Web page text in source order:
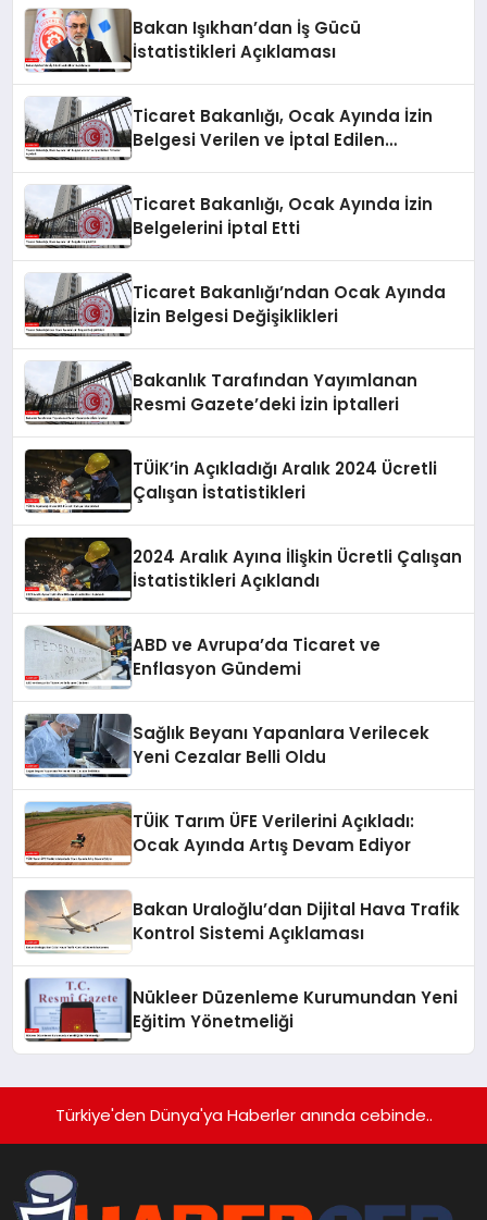
Bakan Işıkhan’dan İş Gücü
İstatistikleri Açıklaması
Ticaret Bakanlığı, Ocak Ayında İzin
Belgesi Verilen ve İptal Edilen
Ticaret Bakanlığı, Ocak Ayında İzin
Belgelerini İptal Etti
Ticaret Bakanlığı’ndan Ocak Ayında
İzin Belgesi Değişiklikleri
Bakanlık Tarafından Yayımlanan
Resmi Gazete’deki İzin İptalleri
TÜİK’in Açıkladığı Aralık 2024 Ücretli
Çalışan İstatistikleri
2024 Aralık Ayına İlişkin Ücretli Çalışan
İstatistikleri Açıklandı
ABD ve Avrupa’da Ticaret ve
Enflasyon Gündemi
Sağlık Beyanı Yapanlara Verilecek
Yeni Cezalar Belli Oldu
TÜİK Tarım ÜFE Verilerini Açıkladı:
Ocak Ayında Artış Devam Ediyor
Bakan Uraloğlu’dan Dijital Hava Trafik
Kontrol Sistemi Açıklaması
Nükleer Düzenleme Kurumundan Yeni
Eğitim Yönetmeliği
Türkiye'den Dünya'ya Haberler anında cebinde..